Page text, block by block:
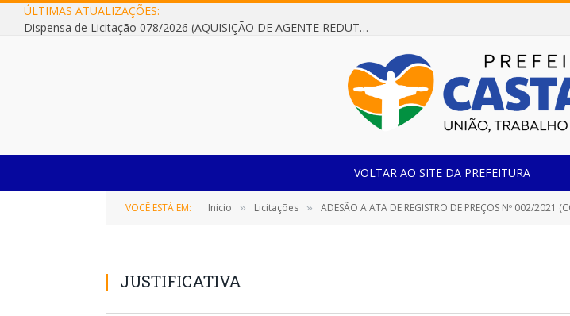
ÚLTIMAS ATUALIZAÇÕES:
Dispensa de Licitação 078/2026 (AQUISIÇÃO DE AGENTE REDUTOR LÍQUIDO AUTOMOTIVO – ARLA 32, PARA ATENDER A FROTA OFICIAL DE VEÍCULOS DA SECRETARIA MUNICIPAL DE EDUCAÇÃO DO MUNICÍPIO DE CASTANHAL/PA)
VOLTAR AO SITE DA PREFEITURA
VOCÊ ESTÁ EM: Inicio » Licitações » ADESÃO A ATA DE REGISTRO DE PREÇOS Nº 002/2021 (CONTRATAÇÃO DE EMPRESA ESPECIALIZADA NA
JUSTIFICATIVA